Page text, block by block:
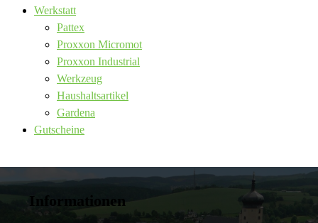
Werkstatt
Pattex
Proxxon Micromot
Proxxon Industrial
Werkzeug
Haushaltsartikel
Gardena
Gutscheine
Informationen